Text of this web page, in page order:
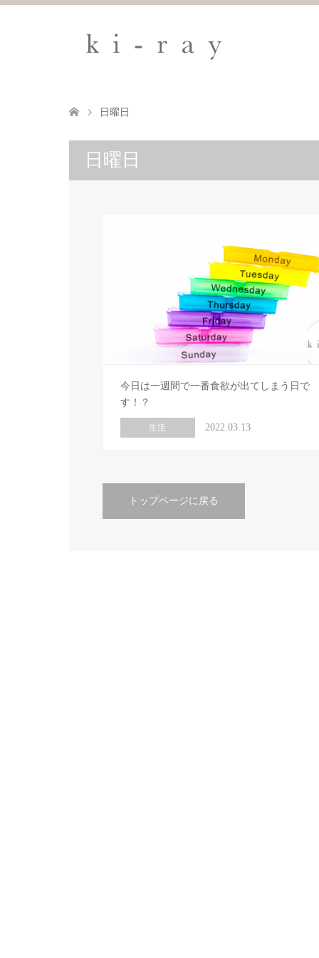
日曜日
日曜日
今日は一週間で一番食欲が出てしまう日で
す！？
生活 2022.03.13
トップページに戻る